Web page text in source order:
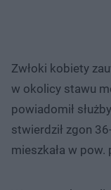
Zwłoki kobiety
w okolicy stawu
powiadomił
stwierdził zgon
mieszkała w pow.